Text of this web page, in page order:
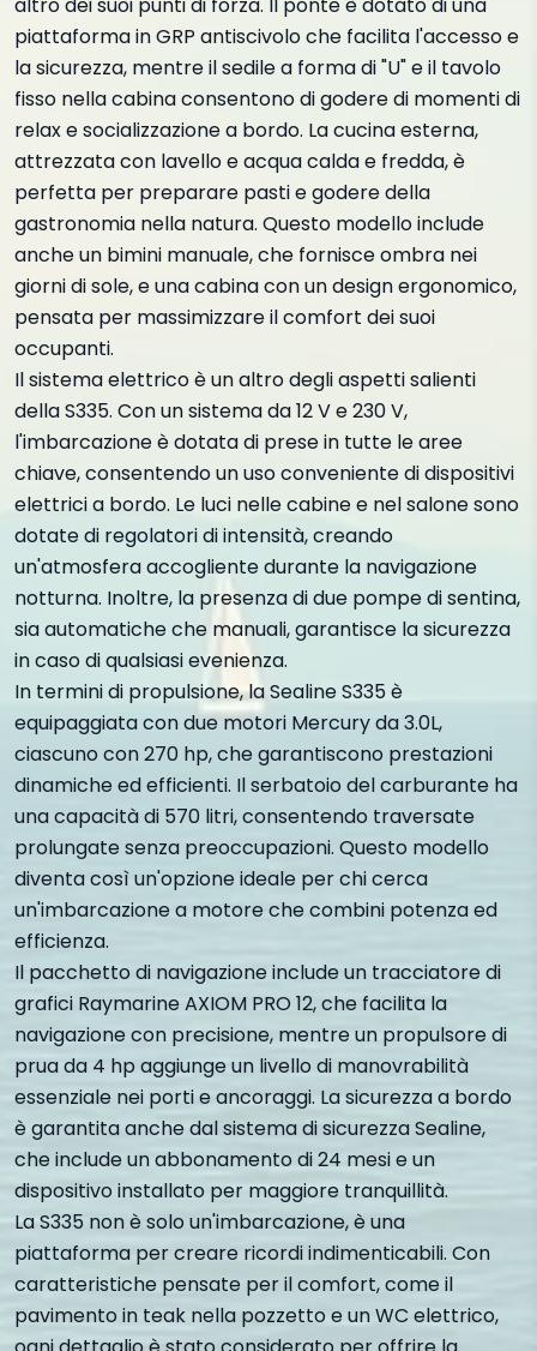
piattaforma in GRP antiscivolo che facilita l'accesso e
la sicurezza, mentre il sedile a forma di "U" e il tavolo
fisso nella cabina consentono di godere di momenti di
relax e socializzazione a bordo. La cucina esterna,
attrezzata con lavello e acqua calda e fredda, è
perfetta per preparare pasti e godere della
gastronomia nella natura. Questo modello include
anche un bimini manuale, che fornisce ombra nei
giorni di sole, e una cabina con un design ergonomico,
pensata per massimizzare il comfort dei suoi
occupanti.
Il sistema elettrico è un altro degli aspetti salienti
della S335. Con un sistema da 12 V e 230 V,
l'imbarcazione è dotata di prese in tutte le aree
chiave, consentendo un uso conveniente di dispositivi
elettrici a bordo. Le luci nelle cabine e nel salone sono
dotate di regolatori di intensità, creando
un'atmosfera accogliente durante la navigazione
notturna. Inoltre, la presenza di due pompe di sentina,
sia automatiche che manuali, garantisce la sicurezza
in caso di qualsiasi evenienza.
In termini di propulsione, la Sealine S335 è
equipaggiata con due motori Mercury da 3.0L,
ciascuno con 270 hp, che garantiscono prestazioni
dinamiche ed efficienti. Il serbatoio del carburante ha
una capacità di 570 litri, consentendo traversate
prolungate senza preoccupazioni. Questo modello
diventa così un'opzione ideale per chi cerca
un'imbarcazione a motore che combini potenza ed
efficienza.
Il pacchetto di navigazione include un tracciatore di
grafici Raymarine AXIOM PRO 12, che facilita la
navigazione con precisione, mentre un propulsore di
prua da 4 hp aggiunge un livello di manovrabilità
essenziale nei porti e ancoraggi. La sicurezza a bordo
è garantita anche dal sistema di sicurezza Sealine,
che include un abbonamento di 24 mesi e un
dispositivo installato per maggiore tranquillità.
La S335 non è solo un'imbarcazione, è una
piattaforma per creare ricordi indimenticabili. Con
caratteristiche pensate per il comfort, come il
pavimento in teak nella pozzetto e un WC elettrico,